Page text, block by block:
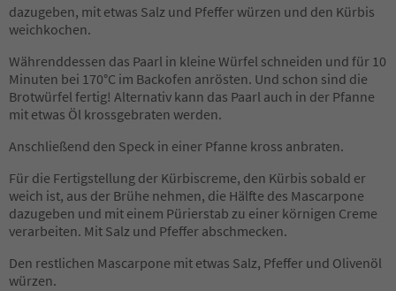
dazugeben, mit etwas Salz und Pfeffer würzen und den Kürbis
weichkochen.
Währenddessen das Paarl in kleine Würfel schneiden und für 10
Minuten bei 170°C im Backofen anrösten. Und schon sind die
Brotwürfel fertig! Alternativ kann das Paarl auch in der Pfanne
mit etwas Öl krossgebraten werden.
Anschließend den Speck in einer Pfanne kross anbraten.
Für die Fertigstellung der Kürbiscreme, den Kürbis sobald er
weich ist, aus der Brühe nehmen, die Hälfte des Mascarpone
dazugeben und mit einem Pürierstab zu einer körnigen Creme
verarbeiten. Mit Salz und Pfeffer abschmecken.
Den restlichen Mascarpone mit etwas Salz, Pfeffer und Olivenöl
würzen.